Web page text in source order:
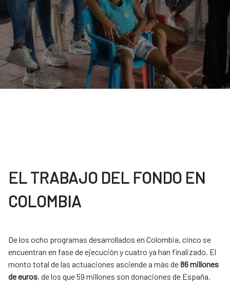
EL TRABAJO DEL FONDO EN
COLOMBIA
De los ocho programas desarrollados en Colombia, cinco se
encuentran en fase de ejecución y cuatro ya han finalizado. El
monto total de las actuaciones asciende a más de86 millones
de euros, de los que 59 millones son donaciones de España.